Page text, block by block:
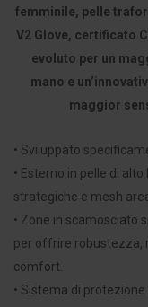
femminile, pelle
V2 Glove, certificato
evoluto per un
mano e
maggior
• Sviluppato
• Esterno in pelle di
strategiche e mesh
• Zone in scamosciato
per offrire robustezza,
comfort.
• Sistema di